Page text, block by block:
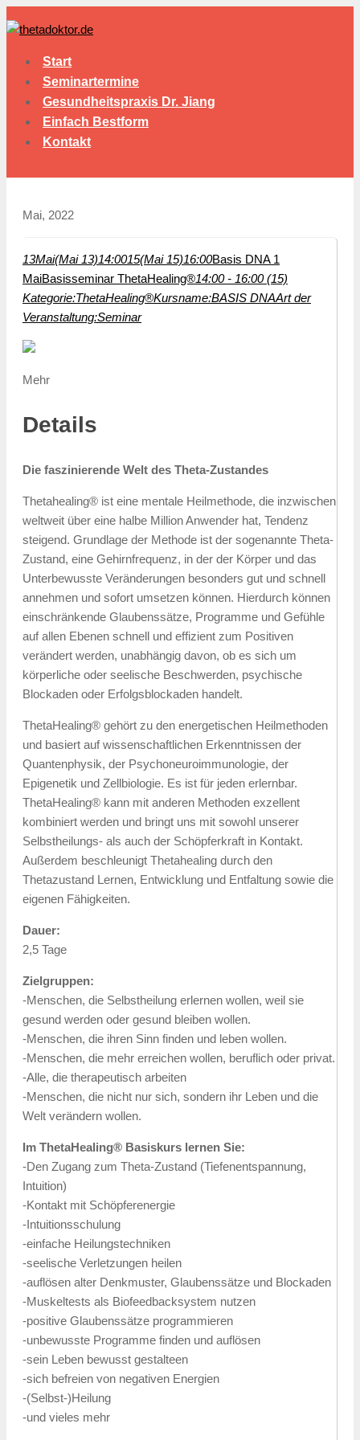
Start
Seminartermine
Gesundheitspraxis Dr. Jiang
Einfach Bestform
Kontakt
Mai, 2022
13Mai(Mai 13)14:0015(Mai 15)16:00Basis DNA 1
MaiBasisseminar ThetaHealing®14:00 - 16:00 (15)
Kategorie:ThetaHealing®Kursname:BASIS DNAArt der
Veranstaltung:Seminar
Mehr
Details
Die faszinierende Welt des Theta-Zustandes
Thetahealing® ist eine mentale Heilmethode, die inzwischen
weltweit über eine halbe Million Anwender hat, Tendenz
steigend. Grundlage der Methode ist der sogenannte Theta-
Zustand, eine Gehirnfrequenz, in der der Körper und das
Unterbewusste Veränderungen besonders gut und schnell
annehmen und sofort umsetzen können. Hierdurch können
einschränkende Glaubenssätze, Programme und Gefühle
auf allen Ebenen schnell und effizient zum Positiven
verändert werden, unabhängig davon, ob es sich um
körperliche oder seelische Beschwerden, psychische
Blockaden oder Erfolgsblockaden handelt.
ThetaHealing® gehört zu den energetischen Heilmethoden
und basiert auf wissenschaftlichen Erkenntnissen der
Quantenphysik, der Psychoneuroimmunologie, der
Epigenetik und Zellbiologie. Es ist für jeden erlernbar.
ThetaHealing® kann mit anderen Methoden exzellent
kombiniert werden und bringt uns mit sowohl unserer
Selbstheilungs- als auch der Schöpferkraft in Kontakt.
Außerdem beschleunigt Thetahealing durch den
Thetazustand Lernen, Entwicklung und Entfaltung sowie die
eigenen Fähigkeiten.
Dauer:
2,5 Tage
Zielgruppen:
-Menschen, die Selbstheilung erlernen wollen, weil sie
gesund werden oder gesund bleiben wollen.
-Menschen, die ihren Sinn finden und leben wollen.
-Menschen, die mehr erreichen wollen, beruflich oder privat.
-Alle, die therapeutisch arbeiten
-Menschen, die nicht nur sich, sondern ihr Leben und die
Welt verändern wollen.
Im ThetaHealing® Basiskurs lernen Sie:
-Den Zugang zum Theta-Zustand (Tiefenentspannung,
Intuition)
-Kontakt mit Schöpferenergie
-Intuitionsschulung
-einfache Heilungstechniken
-seelische Verletzungen heilen
-auflösen alter Denkmuster, Glaubenssätze und Blockaden
-Muskeltests als Biofeedbacksystem nutzen
-positive Glaubenssätze programmieren
-unbewusste Programme finden und auflösen
-sein Leben bewusst gestalteen
-sich befreien von negativen Energien
-(Selbst-)Heilung
-und vieles mehr